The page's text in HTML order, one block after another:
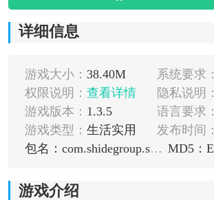
详细信息
游戏大小： 38.40M 系统要求：
权限说明： 查看详情 隐私说明：
游戏版本： 1.3.5 语言要求：
游戏类型： 生活实用 发布时间：
包名：com.shidegroup.shipper
游戏介绍